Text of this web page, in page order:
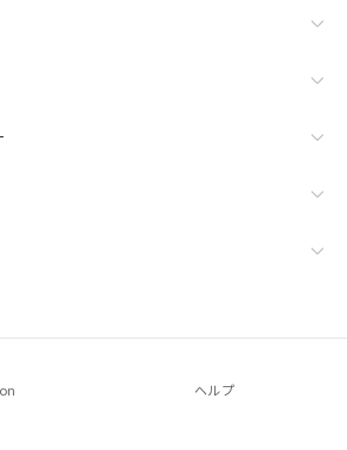
ヘルプ